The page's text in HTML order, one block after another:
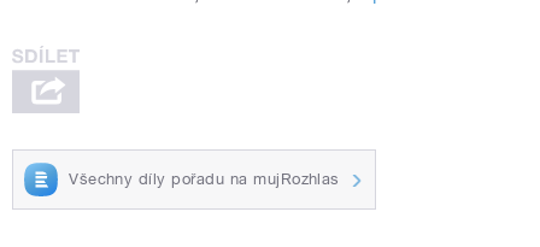
Všechny díly pořadu na mujRozhlas